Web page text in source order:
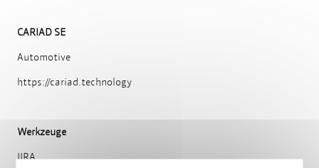
CARIAD SE
Automotive
https://cariad.technology
Werkzeuge
JIRA